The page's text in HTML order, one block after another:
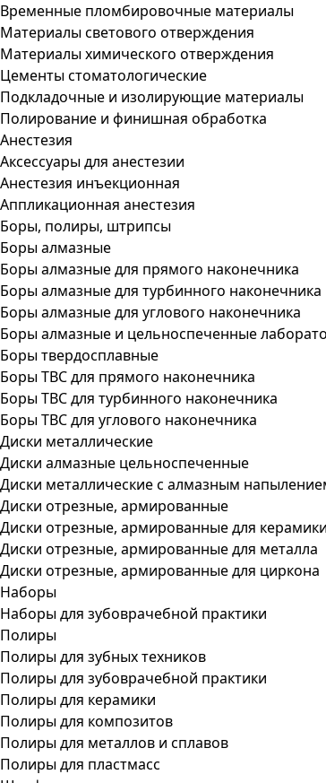
Временные пломбировочные материалы
Материалы светового отверждения
Материалы химического отверждения
Цементы стоматологические
Подкладочные и изолирующие материалы
Полирование и финишная обработка
Анестезия
Аксессуары для анестезии
Анестезия инъекционная
Аппликационная анестезия
Боры, полиры, штрипсы
Боры алмазные
Боры алмазные для прямого наконечника
Боры алмазные для турбинного наконечника
Боры алмазные для углового наконечника
Боры алмазные и цельноспеченные
Боры твердосплавные
Боры ТВС для прямого наконечника
Боры ТВС для турбинного наконечника
Боры ТВС для углового наконечника
Диски металлические
Диски алмазные цельноспеченные
Диски металлические с алмазным
Диски отрезные, армированные
Диски отрезные, армированные для керамики
Диски отрезные, армированные для металла
Диски отрезные, армированные для циркона
Наборы
Наборы для зубоврачебной практики
Полиры
Полиры для зубных техников
Полиры для зубоврачебной практики
Полиры для керамики
Полиры для композитов
Полиры для металлов и сплавов
Полиры для пластмасс